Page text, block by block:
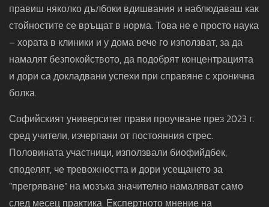
правиш няколко дълбоки вдишвания и наблюдаваш как
стойностите се връщат в норма. Това не е просто наука
– хората в клиники и у дома вече го използват, за да
намалят безпокойството, да подобрят концентрацията
и дори са докладвани успехи при справяне с хронична
болка.
Софийският университет прави проучване през 2023 г.
сред учители, изчерпани от постоянния стрес.
Половината участници, използвали биофийдбек,
споделят, че тревожността и дори усещането за
"прегряване" на мозъка значително намаляват само
след месец практика. Експертното мнение на